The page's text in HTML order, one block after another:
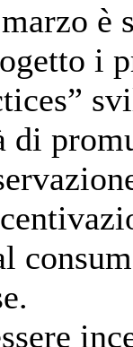
è
i
di